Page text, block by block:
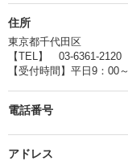
住所
東京都千代田区
【TEL】 03-6361-2120
【受付時間】平日9：00
電話番号
アドレス